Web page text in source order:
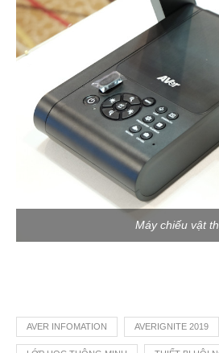
Máy chiếu vật
AVER INFOMATION AVERIGNITE 2019